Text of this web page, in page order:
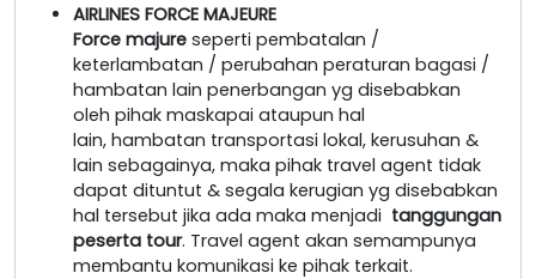
AIRLINES FORCE MAJEURE
Force majure seperti pembatalan /
keterlambatan / perubahan peraturan bagasi /
hambatan lain penerbangan yg disebabkan
oleh pihak maskapai ataupun hal
lain, hambatan transportasi lokal, kerusuhan &
lain sebagainya, maka pihak travel agent tidak
dapat dituntut & segala kerugian yg disebabkan
hal tersebut jika ada maka menjadi tanggungan
peserta tour. Travel agent akan semampunya
membantu komunikasi ke pihak terkait.